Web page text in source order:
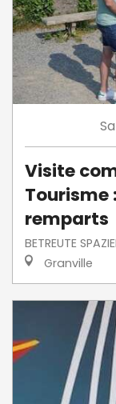
Visite
Tourisme
remparts
BETREUTE
Granville